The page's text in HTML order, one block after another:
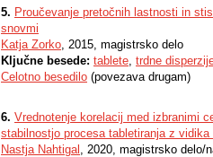
5. Proučevanje pretočnih lastnosti in
snovmi
Katja Zorko, 2015, magistrsko delo
Ključne besede: tablete, trdne
Celotno besedilo (povezava drugam)
6. Vrednotenje korelacij med izbranimi
stabilnostjo procesa tabletiranja z vidika
Nastja Nahtigal , 2020, magistrsko delo/